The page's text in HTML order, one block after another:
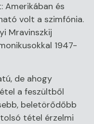
és
volt a szimfónia.
Mravinszkij
1947-
de ahogy
a feszültből
beletörődőbb
tétel érzelmi